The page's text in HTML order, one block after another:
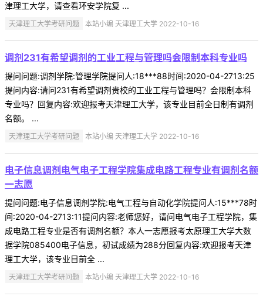
津理工大学，请查看环安学院复 ...
天津理工大学考研问题 本站小编 天津理工大学 2022-10-16
调剂231有希望调剂的工业工程与管理吗会限制本科专业吗
提问问题:调剂学院:管理学院提问人:18***88时间:2020-04-2713:25
提问内容:请问231有希望调剂贵校的工业工程与管理吗？会限制本科
专业吗？回复内容:欢迎报考天津理工大学，该专业目前全日制有调剂
名额。 ...
天津理工大学考研问题 本站小编 天津理工大学 2022-10-16
电子信息调剂电气电子工程学院集成电路工程专业有调剂名额
一志愿
提问问题:电子信息调剂学院:电气工程与自动化学院提问人:15***78时
间:2020-04-2713:11提问内容:老师您好，请问电气电子工程学院，集
成电路工程专业是否有调剂名额？本人一志愿报考太原理工大学大数
据学院085400电子信息，初试成绩为288分回复内容:欢迎报考天津
理工大学，该专业目前全 ...
天津理工大学考研问题 本站小编 天津理工大学 2022-10-16